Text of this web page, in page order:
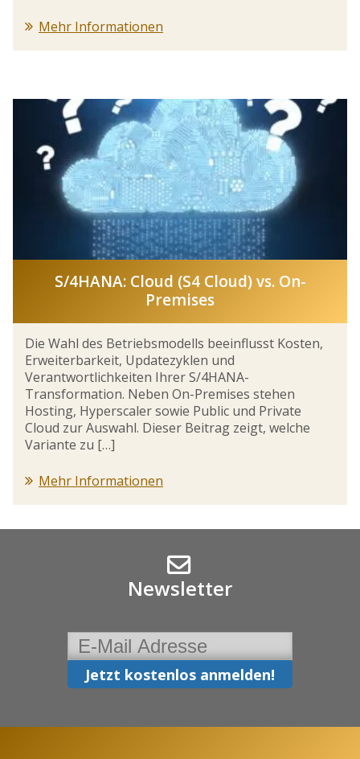
Mehr Informationen
S/4HANA: Cloud (S4 Cloud) vs. On-
Premises
Die Wahl des Betriebsmodells beeinflusst Kosten,
Erweiterbarkeit, Updatezyklen und
Verantwortlichkeiten Ihrer S/4HANA-
Transformation. Neben On-Premises stehen
Hosting, Hyperscaler sowie Public und Private
Cloud zur Auswahl. Dieser Beitrag zeigt, welche
Variante zu […]
Mehr Informationen
Newsletter